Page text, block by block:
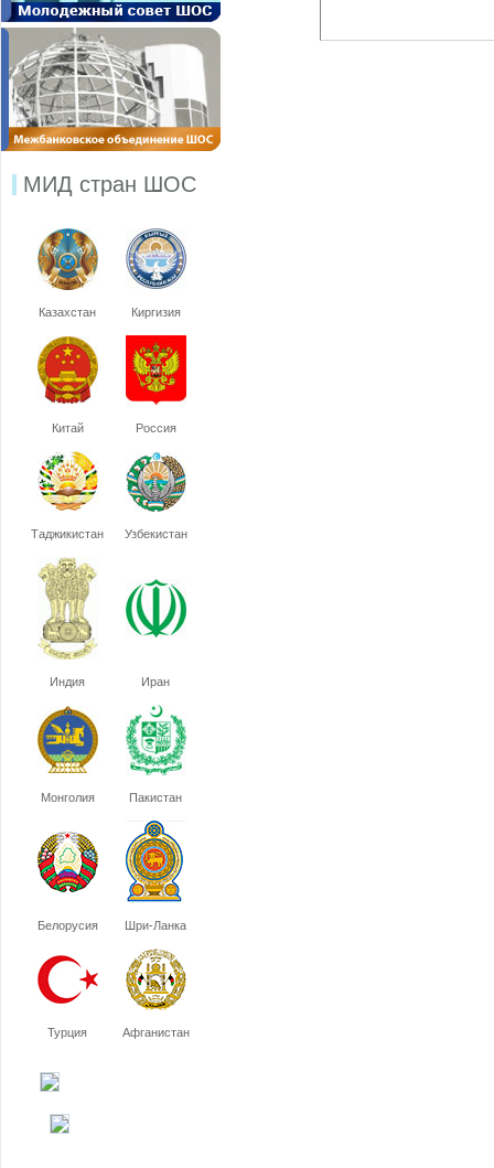
МИД стран ШОС
Казахстан Киргизия
Китай Россия
Таджикистан Узбекистан
Индия Иран
Монголия Пакистан
Белорусия Шри-Ланка
Турция Афганистан